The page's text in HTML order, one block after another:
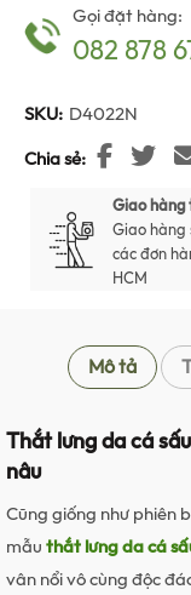
Gọi đặt hàng:
082 878
SKU: D4022N
Chia sẻ
Giao hàng
Giao hàng
các đơn
HCM
Mô tả
Thắt lưng da cá
nâu
Cũng giống như phiên
mẫuthắt lưng da cá
vân nổi vô cùng độc